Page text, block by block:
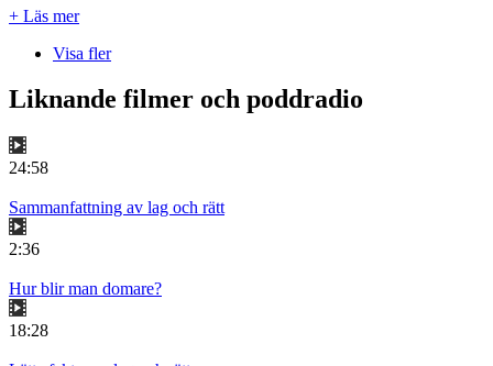
+ Läs mer
Visa fler
Liknande filmer och poddradio
24:58
Sammanfattning av lag och rätt
2:36
Hur blir man domare?
18:28